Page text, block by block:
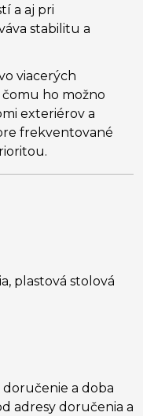
a aj pri
stabilitu a
viacerých
ho možno
exteriérov a
frekventované
plastová stolová
doručenie a doba
adresy doručenia a